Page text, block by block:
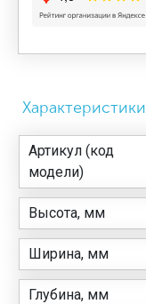
Характеристики
Артикул (код
модели)
Высота, мм
Ширина, мм
Глубина, мм